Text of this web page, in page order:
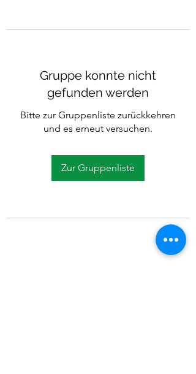
Gruppe konnte nicht
gefunden werden
Bitte zur Gruppenliste zurückkehren
und es erneut versuchen.
Zur Gruppenliste